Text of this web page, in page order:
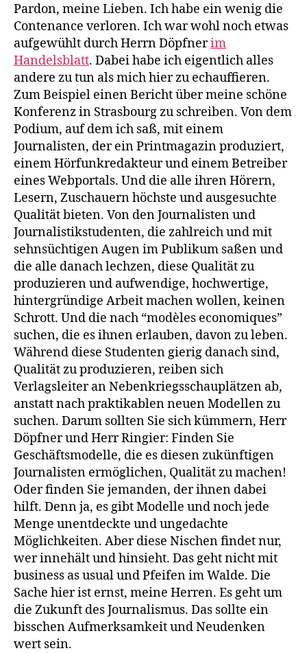
Pardon, meine Lieben. Ich habe ein wenig die
Contenance verloren. Ich war wohl noch etwas
aufgewühlt durch Herrn Döpfnerim
Handelsblatt. Dabei habe ich eigentlich alles
andere zu tun als mich hier zu echauffieren.
Zum Beispiel einen Bericht über meine schöne
Konferenz in Strasbourg zu schreiben. Von dem
Podium, auf dem ich saß, mit einem
Journalisten, der ein Printmagazin produziert,
einem Hörfunkredakteur und einem Betreiber
eines Webportals. Und die alle ihren Hörern,
Lesern, Zuschauern höchste und ausgesuchte
Qualität bieten. Von den Journalisten und
Journalistikstudenten, die zahlreich und mit
sehnsüchtigen Augen im Publikum saßen und
die alle danach lechzen, diese Qualität zu
produzieren und aufwendige, hochwertige,
hintergründige Arbeit machen wollen, keinen
Schrott. Und die nach “modèles economiques”
suchen, die es ihnen erlauben, davon zu leben.
Während diese Studenten gierig danach sind,
Qualität zu produzieren, reiben sich
Verlagsleiter an Nebenkriegsschauplätzen ab,
anstatt nach praktikablen neuen Modellen zu
suchen. Darum sollten Sie sich kümmern, Herr
Döpfner und Herr Ringier: Finden Sie
Geschäftsmodelle, die es diesen zukünftigen
Journalisten ermöglichen, Qualität zu machen!
Oder finden Sie jemanden, der ihnen dabei
hilft. Denn ja, es gibt Modelle und noch jede
Menge unentdeckte und ungedachte
Möglichkeiten. Aber diese Nischen findet nur,
wer innehält und hinsieht. Das geht nicht mit
business as usual und Pfeifen im Walde. Die
Sache hier ist ernst, meine Herren. Es geht um
die Zukunft des Journalismus. Das sollte ein
bisschen Aufmerksamkeit und Neudenken
wert sein.